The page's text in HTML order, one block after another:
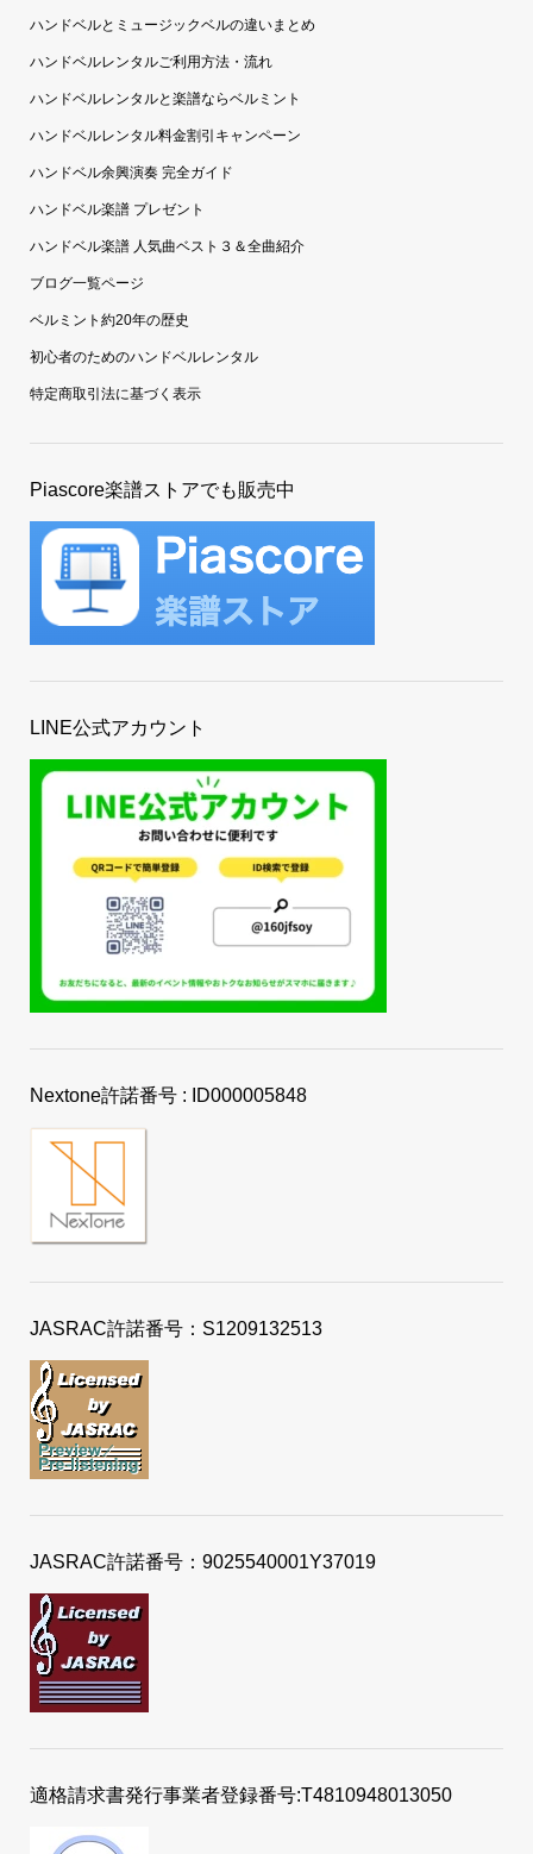
ハンドベルとミュージックベルの違いまとめ
ハンドベルレンタルご利用方法・流れ
ハンドベルレンタルと楽譜ならベルミント
ハンドベルレンタル料金割引キャンペーン
ハンドベル余興演奏 完全ガイド
ハンドベル楽譜 プレゼント
ハンドベル楽譜 人気曲ベスト３＆全曲紹介
ブログ一覧ページ
ベルミント約20年の歴史
初心者のためのハンドベルレンタル
特定商取引法に基づく表示
Piascore楽譜ストアでも販売中
LINE公式アカウント
Nextone許諾番号 : ID000005848
JASRAC許諾番号：S1209132513
JASRAC許諾番号：9025540001Y37019
適格請求書発行事業者登録番号:T4810948013050